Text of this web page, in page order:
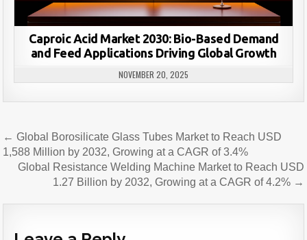
Caproic Acid Market 2030: Bio-Based Demand
and Feed Applications Driving Global Growth
NOVEMBER 20, 2025
Post
navigation
← Global Borosilicate Glass Tubes Market to Reach USD
1,588 Million by 2032, Growing at a CAGR of 3.4%
Global Resistance Welding Machine Market to Reach USD
1.27 Billion by 2032, Growing at a CAGR of 4.2% →